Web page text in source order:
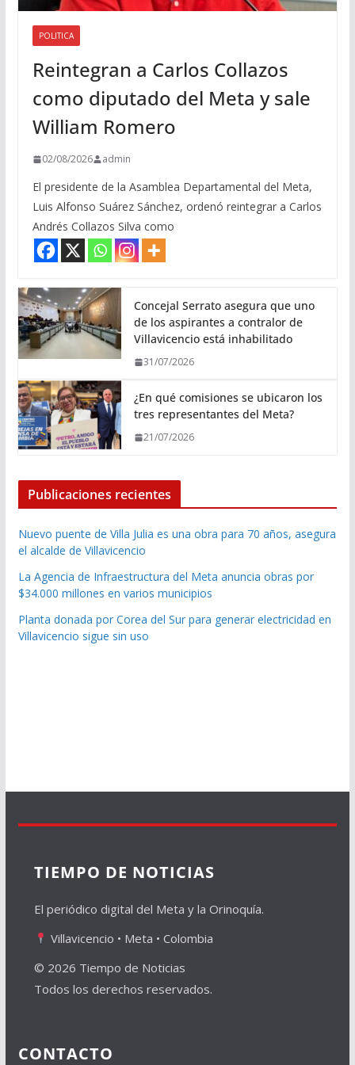
POLITICA
Reintegran a Carlos Collazos
como diputado del Meta y sale
William Romero
02/08/2026 admin
El presidente de la Asamblea Departamental del Meta,
Luis Alfonso Suárez Sánchez, ordenó reintegrar a Carlos
Andrés Collazos Silva como
Concejal Serrato asegura que uno
de los aspirantes a contralor de
Villavicencio está inhabilitado
31/07/2026
¿En qué comisiones se ubicaron los
tres representantes del Meta?
21/07/2026
Publicaciones recientes
Nuevo puente de Villa Julia es una obra para 70 años, asegura
el alcalde de Villavicencio
La Agencia de Infraestructura del Meta anuncia obras por
$34.000 millones en varios municipios
Planta donada por Corea del Sur para generar electricidad en
Villavicencio sigue sin uso
TIEMPO DE NOTICIAS
El periódico digital del Meta y la Orinoquía.
Villavicencio • Meta • Colombia
© 2026 Tiempo de Noticias
Todos los derechos reservados.
CONTACTO